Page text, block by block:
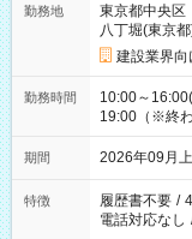
勤務地
東京都中央区
八丁堀(東京
建設業界
勤務時間
10:00～
19:00（※終
期間 2026年09月
特徴 履歴書不要 /
電話対応なし